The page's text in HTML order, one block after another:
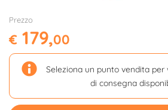
Prezzo
€ 179,00
Seleziona un punto vendita
di consegna